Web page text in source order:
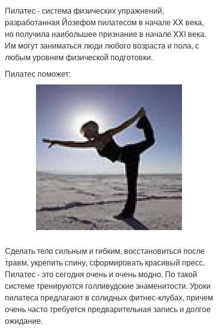
Пилатес - система физических упражнений,
разработанная Йозефом пилатесом в начале XX века,
но получила наибольшее признание в начале XXI века.
Им могут заниматься люди любого возраста и пола, с
любым уровнем физической подготовки.
Пилатес поможет:
Сделать тело сильным и гибким, восстановиться после
травм, укрепить спину, сформировать красивый пресс.
Пилатес - это сегодня очень и очень модно. По такой
системе тренируются голливудские знаменитости. Уроки
пилатеса предлагают в солидных фитнес-клубах, причем
очень часто требуется предварительная запись и долгое
ожидание.